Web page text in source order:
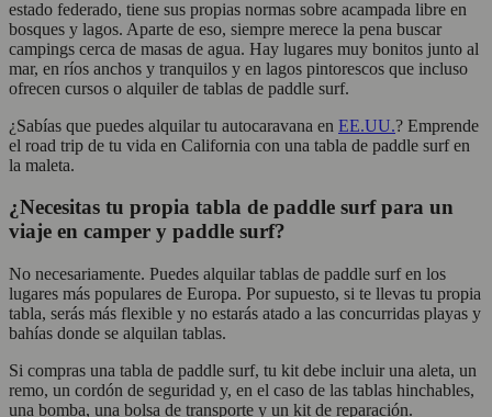
estado federado, tiene sus propias normas sobre acampada libre en
bosques y lagos. Aparte de eso, siempre merece la pena buscar
campings cerca de masas de agua. Hay lugares muy bonitos junto al
mar, en ríos anchos y tranquilos y en lagos pintorescos que incluso
ofrecen cursos o alquiler de tablas de paddle surf.
¿Sabías que puedes alquilar tu autocaravana en EE.UU.? Emprende
el road trip de tu vida en California con una tabla de paddle surf en
la maleta.
¿Necesitas tu propia tabla de paddle surf para un
viaje en camper y paddle surf?
No necesariamente. Puedes alquilar tablas de paddle surf en los
lugares más populares de Europa. Por supuesto, si te llevas tu propia
tabla, serás más flexible y no estarás atado a las concurridas playas y
bahías donde se alquilan tablas.
Si compras una tabla de paddle surf, tu kit debe incluir una aleta, un
remo, un cordón de seguridad y, en el caso de las tablas hinchables,
una bomba, una bolsa de transporte y un kit de reparación.